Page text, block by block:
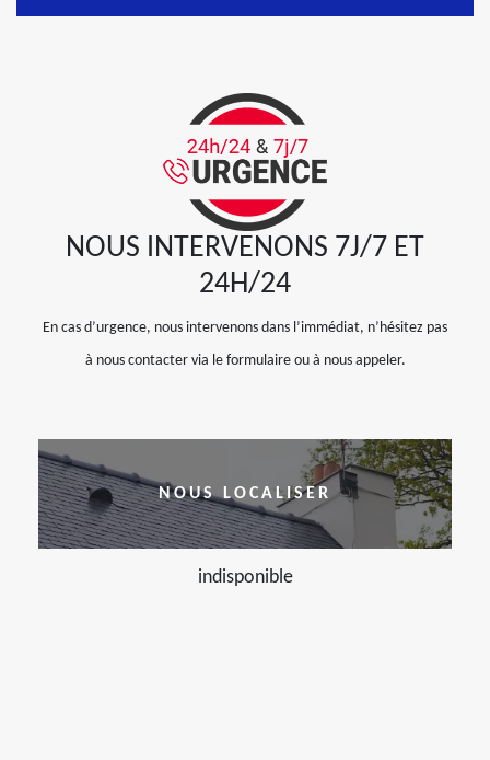
NOUS INTERVENONS 7J/7 ET
24H/24
En cas d’urgence, nous intervenons dans l’immédiat, n’hésitez pas
à nous contacter via le formulaire ou à nous appeler.
NOUS LOCALISER
indisponible